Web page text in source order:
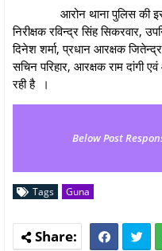
आरोन थाना पुलिस की इस
निरीक्षक रविन्द्र सिंह सिकरवार,
दिनेश शर्मा, प्रधान आरक्षक
सचिन परिहार, आरक्षक राम दांगी
रही है ।
Below Post
Tags Guna